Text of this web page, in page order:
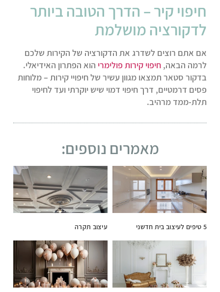
חיפוי קיר – הדרך הטובה ביותר
לדקורציה מושלמת
אם אתם רוצים לשדרג את הדקורציה של הקירות שלכם
לרמה הבאה, חיפוי קירות פולימרי הוא הפתרון האידיאלי.
בדקור סטאר תמצאו מגוון עשיר של חיפויי קירות – מלוחות
פסים דרמטיים, דרך חיפוי דמוי שיש יוקרתי ועד לחיפוי
תלת-ממד מרהיב.
מאמרים נוספים:
5 טיפים לעיצוב בית חדשני עיצוב תקרה